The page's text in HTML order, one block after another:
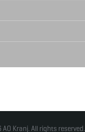
Kranj. All rights reserved.